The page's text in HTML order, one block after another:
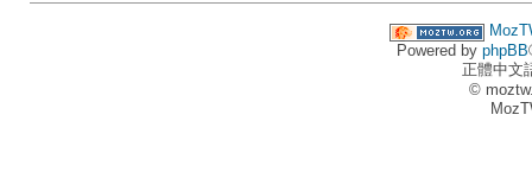
Powered by phpBB
正體中文
©